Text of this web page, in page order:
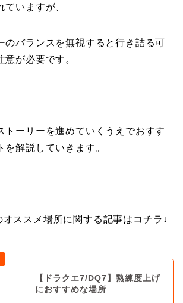
ていますが、
のバランスを無視すると行き詰る可
が必要です。
トーリーを進めていくうえでおすす
解説していきます。
ススメ場所に関する記事はコチラ↓
【ドラクエ7/DQ7】熟練度上げ
におすすめな場所